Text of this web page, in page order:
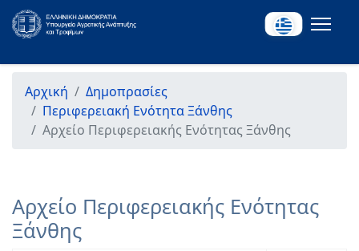
Αρχική
Δημοπρασίες
Περιφερειακή Ενότητα Ξάνθης
Αρχείο Περιφερειακής Ενότητας Ξάνθης
Αρχείο Περιφερειακής Ενότητας
Ξάνθης